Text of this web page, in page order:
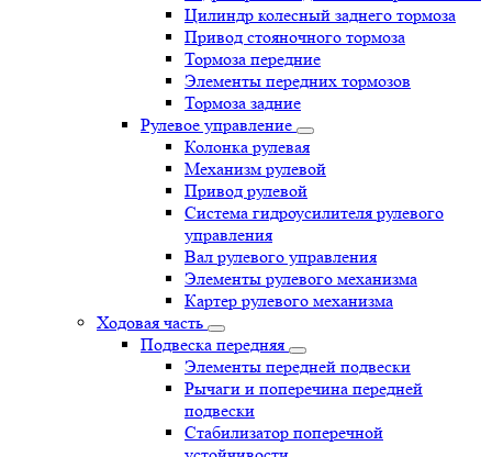
Цилиндр колесный заднего тормоза
Привод стояночного тормоза
Тормоза передние
Элементы передних тормозов
Тормоза задние
Рулевое управление
Колонка рулевая
Механизм рулевой
Привод рулевой
Система гидроусилителя рулевого
управления
Вал рулевого управления
Элементы рулевого механизма
Картер рулевого механизма
Ходовая часть
Подвеска передняя
Элементы передней подвески
Рычаги и поперечина передней
подвески
Стабилизатор поперечной